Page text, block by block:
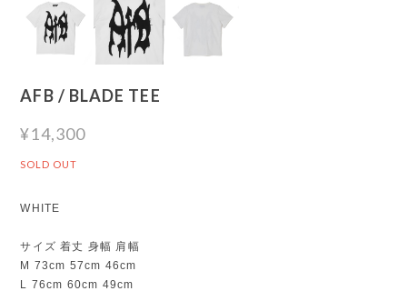
AFB / BLADE TEE
¥14,300
SOLD OUT
WHITE
サイズ 着丈 身幅 肩幅
M 73cm 57cm 46cm
L 76cm 60cm 49cm